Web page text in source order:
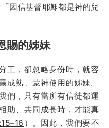
因信基督耶穌都是神的兒
賜的姊妹
工，卻忽略身份時，就容
成熟、蒙神使用的姊妹。
們，只有當所有信徒都運
助、共同成長時，才能真
）。因此，我們要不